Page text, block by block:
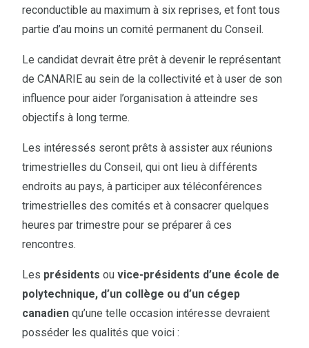
reconductible au maximum à six reprises, et font tous
partie d’au moins un comité permanent du Conseil.
Le candidat devrait être prêt à devenir le représentant
de CANARIE au sein de la collectivité et à user de son
influence pour aider l’organisation à atteindre ses
objectifs à long terme.
Les intéressés seront prêts à assister aux réunions
trimestrielles du Conseil, qui ont lieu à différents
endroits au pays, à participer aux téléconférences
trimestrielles des comités et à consacrer quelques
heures par trimestre pour se préparer â ces
rencontres.
Les présidents ou vice-présidents d’une école de
polytechnique, d’un collège ou d’un cégep
canadien qu’une telle occasion intéresse devraient
posséder les qualités que voici :